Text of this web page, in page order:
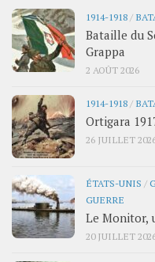
1914-1918 /
Bataille du
Grappa
2 AOÛT 2026
1914-1918 /
Ortigara
26 JUILLET
ÉTATS-UNIS /
GUERRE
Le Monitor,
20 JUILLET